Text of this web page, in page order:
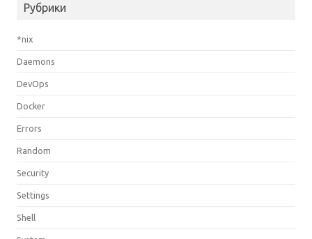
Рубрики
*nix
Daemons
DevOps
Docker
Errors
Random
Security
Settings
Shell